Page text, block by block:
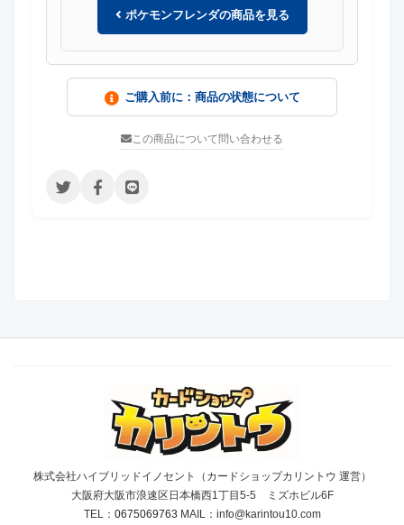
ポケモンフレンダの商品を見る
ご購入前に：商品の状態について
この商品について問い合わせる
株式会社ハイブリッドイノセント（カードショップカリントウ 運営）
大阪府大阪市浪速区日本橋西1丁目5-5 ミズホビル6F
TEL： 0675069763 MAIL：info@karintou10.com